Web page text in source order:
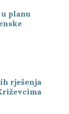
planu
rješenja